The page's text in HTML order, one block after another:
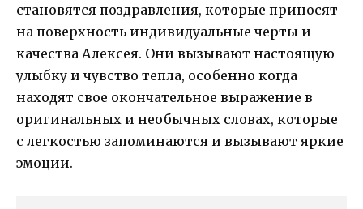
становятся поздравления, которые приносят
на поверхность индивидуальные черты и
качества Алексея. Они вызывают настоящую
улыбку и чувство тепла, особенно когда
находят свое окончательное выражение в
оригинальных и необычных словах, которые
с легкостью запоминаются и вызывают яркие
эмоции.